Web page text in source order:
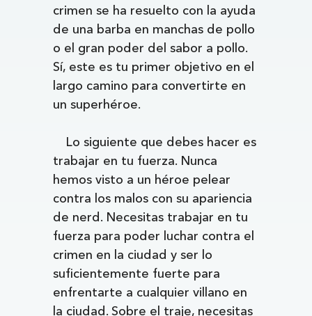
crimen se ha resuelto con la ayuda
de una barba en manchas de pollo
o el gran poder del sabor a pollo.
Sí, este es tu primer objetivo en el
largo camino para convertirte en
un superhéroe.
Lo siguiente que debes hacer es
trabajar en tu fuerza. Nunca
hemos visto a un héroe pelear
contra los malos con su apariencia
de nerd. Necesitas trabajar en tu
fuerza para poder luchar contra el
crimen en la ciudad y ser lo
suficientemente fuerte para
enfrentarte a cualquier villano en
la ciudad. Sobre el traje, necesitas